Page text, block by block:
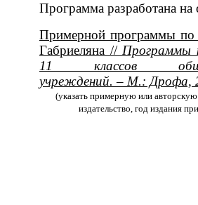
Программа разработана на
Примерной программы
Габриеляна // Программы
11 классов
учреждений. – М.: Дрофа,
(указать примерную или
издательство, год издания